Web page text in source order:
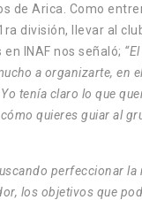
de Arica. Como
división, llevar al
INAF nos señaló;
a organizarte, en
tenía claro lo que
quieres guiar al
perfeccionar
los objetivos que